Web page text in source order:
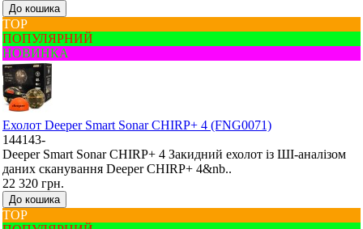
До кошика
ТОР
ПОПУЛЯРНИЙ
НОВИНКА
Ехолот Deeper Smart Sonar CHIRP+ 4 (FNG0071)
144143-
Deeper Smart Sonar CHIRP+ 4 Закидний ехолот із ШІ-аналізом
даних сканування Deeper CHIRP+ 4&nb..
22 320 грн.
До кошика
ТОР